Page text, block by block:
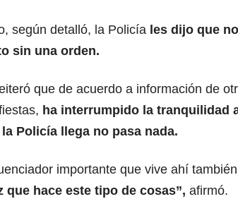
según detalló, la Policía les dijo que
sin una orden.
que de acuerdo a información de
ha interrumpido la tranquilidad
Policía llega no pasa nada.
importante que vive ahí
que hace este tipo de cosas”, afirmó.